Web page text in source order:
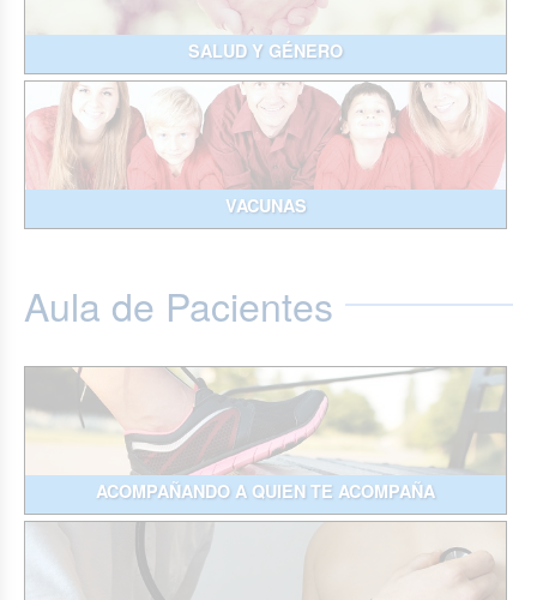
SALUD Y GÉNERO
VACUNAS
Aula de Pacientes
ACOMPAÑANDO A QUIEN TE ACOMPAÑA